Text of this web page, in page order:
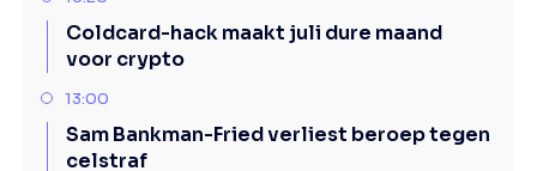
Coldcard-hack maakt juli dure maand
voor crypto
13:00
Sam Bankman-Fried verliest beroep tegen
celstraf